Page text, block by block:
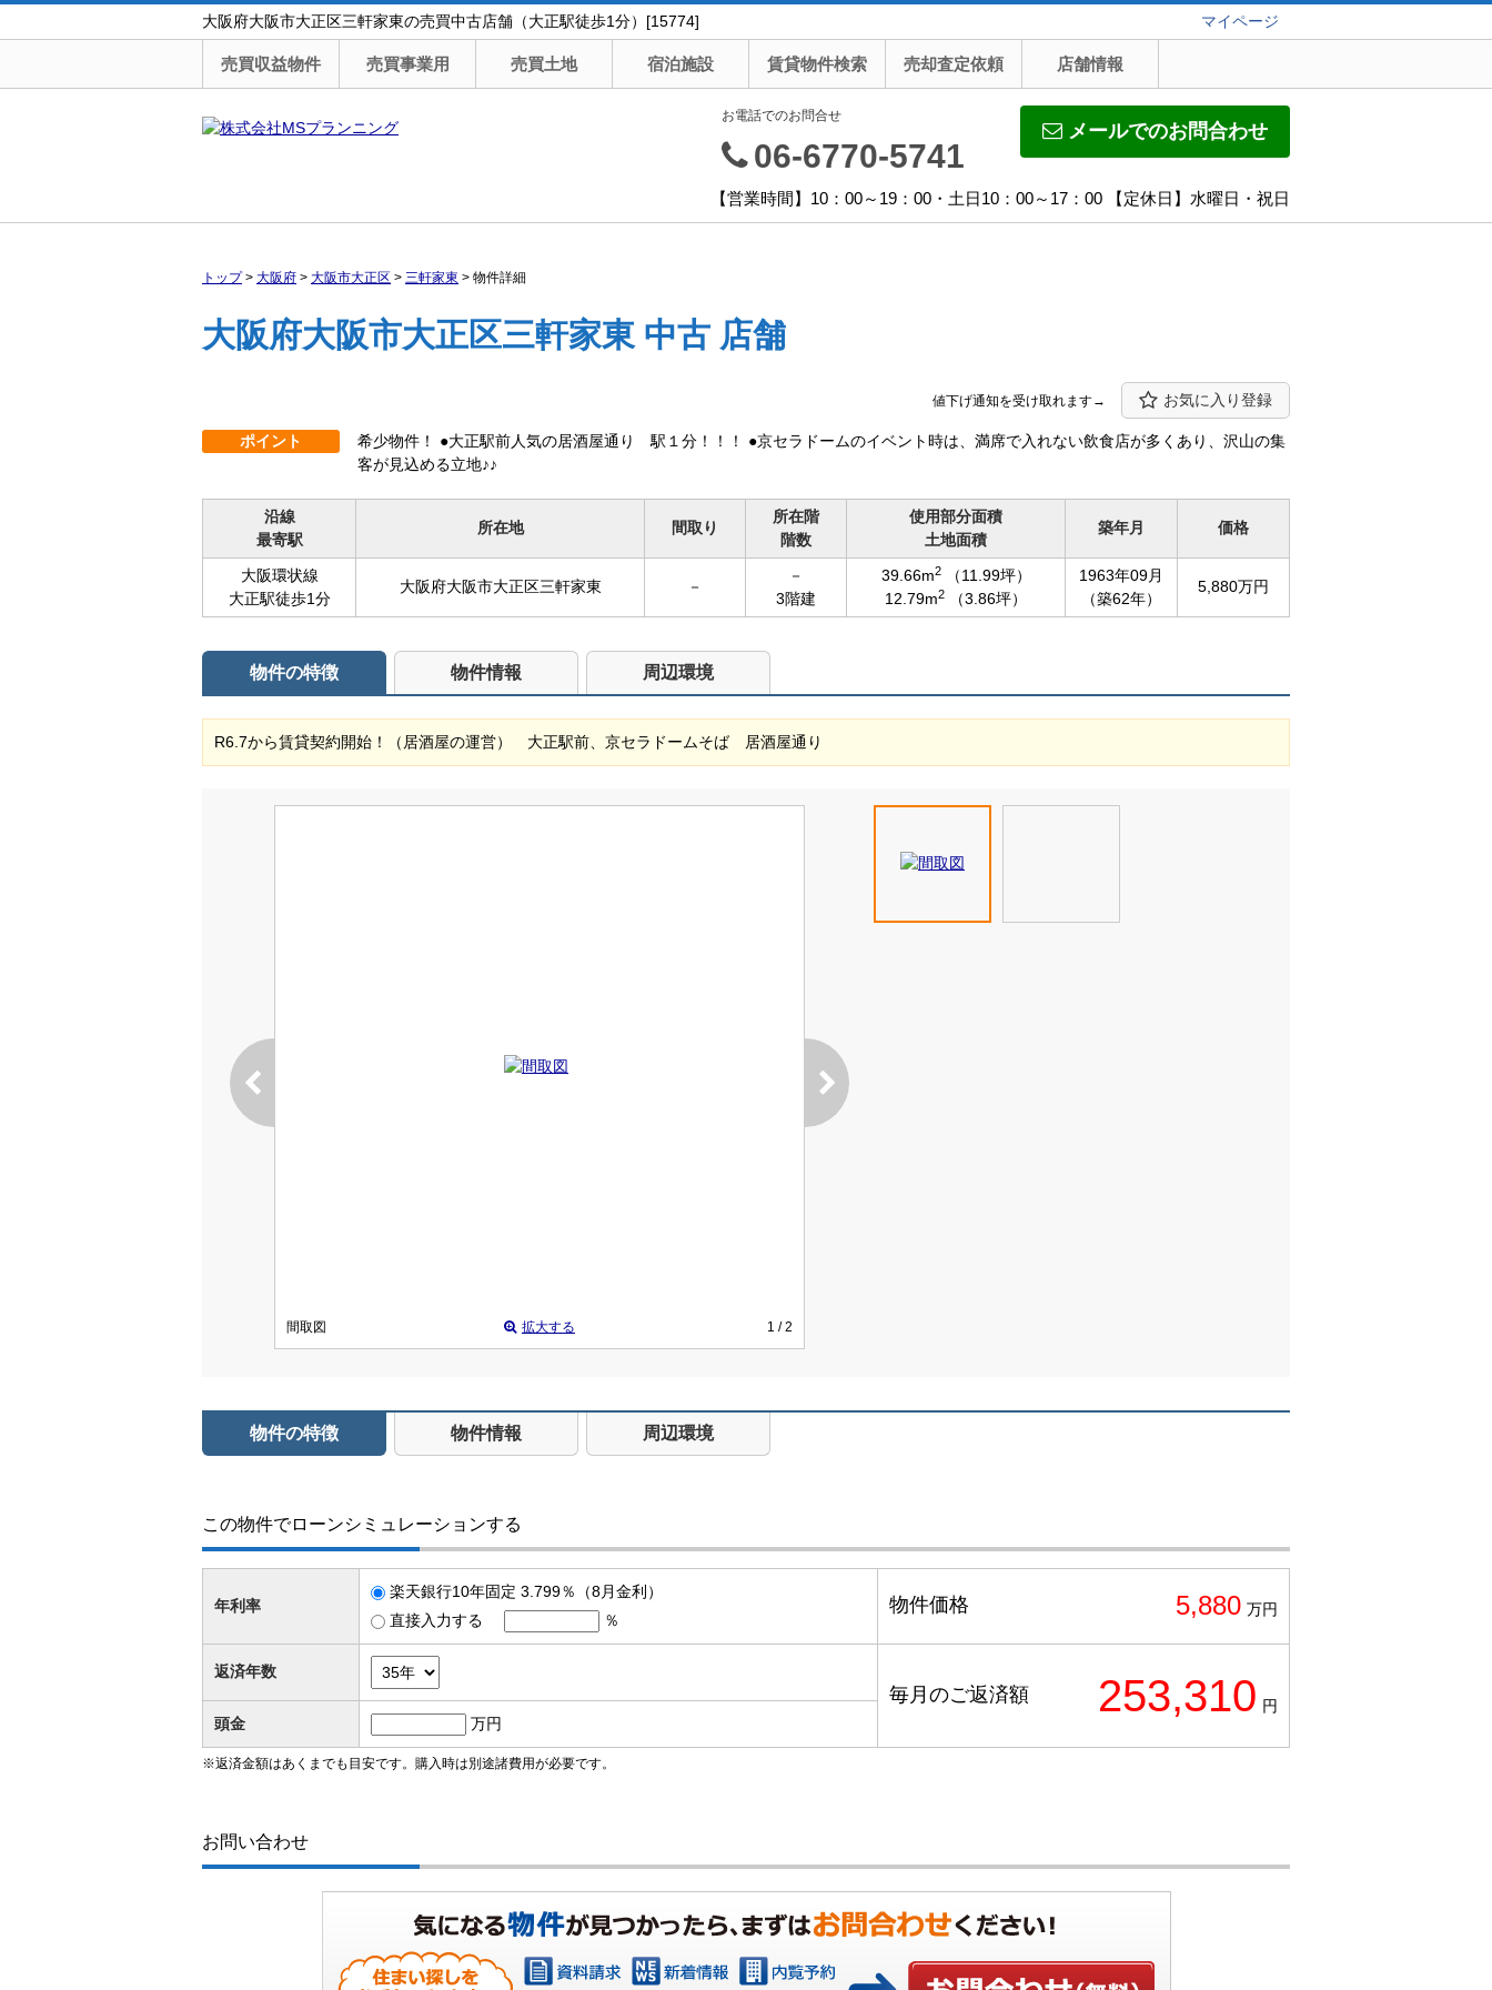
大阪府大阪市大正区三軒家東の売買中古店舗（大正駅徒歩1分）[15774] マイページ
売買収益物件 売買事業用 売買土地 宿泊施設 賃貸物件検索 売却査定依頼 店舗情報
メールでのお問合わせ
お電話でのお問合せ
06-6770-5741
【営業時間】10：00～19：00・土日10：00～17：00 【定休日】水曜日・祝日
トップ> 大阪府 > 大阪市大正区 > 三軒家東 > 物件詳細
大阪府大阪市大正区三軒家東 中古 店舗
値下げ通知を受け取れます→ お気に入り登録
ポイント
希少物件！ ●大正駅前人気の居酒屋通り 駅１分！！！ ●京セラドームのイベント時は、満席で入れない飲食店が多くあり、沢山の集
客が見込める立地♪♪
沿線
最寄駅
所在地 間取り
所在階
階数
使用部分面積
土地面積
築年月 価格
大阪環状線
大正駅徒歩1分
大阪府大阪市大正区三軒家東 －
－
3階建
39.66m2
（11.99坪）
12.79m2 （3.86坪）
1963年09月
（築62年）
5,880万円
物件の特徴 物件情報 周辺環境
R6.7から賃貸契約開始！（居酒屋の運営） 大正駅前、京セラドームそば 居酒屋通り
間取図 拡大する 1 / 2
物件の特徴 物件情報 周辺環境
この物件でローンシミュレーションする
年利率
楽天銀行10年固定 3.799％（8月金利）
直接入力する
％
物件価格 5,880 万円
返済年数
毎月のご返済額 253,310 円
頭金
万円
※返済金額はあくまでも目安です。購入時は別途諸費用が必要です。
お問い合わせ